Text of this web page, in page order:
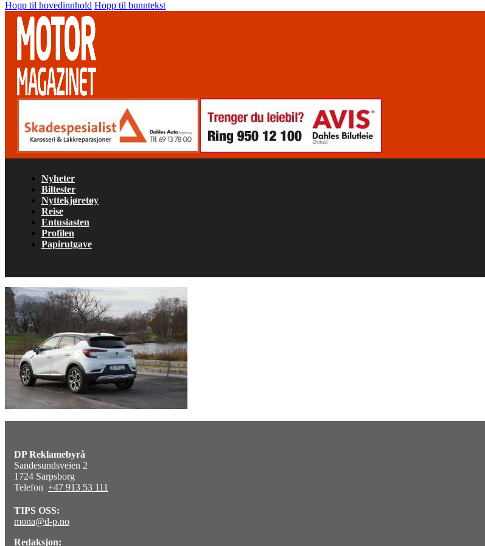
Hopp til hovedinnhold Hopp til bunntekst
Nyheter
Biltester
Nyttekjøretøy
Reise
Entusiasten
Profilen
Papirutgave
DP Reklamebyrå
Sandesundsveien 2
1724 Sarpsborg
Telefon +47 913 53 111
TIPS OSS:
mona@d-p.no
Redaksjon: